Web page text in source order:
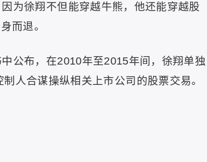
为徐翔不但能穿越牛熊，他还能穿越股
而退。
公布，在2010年至2015年间，徐翔单独
人合谋操纵相关上市公司的股票交易。